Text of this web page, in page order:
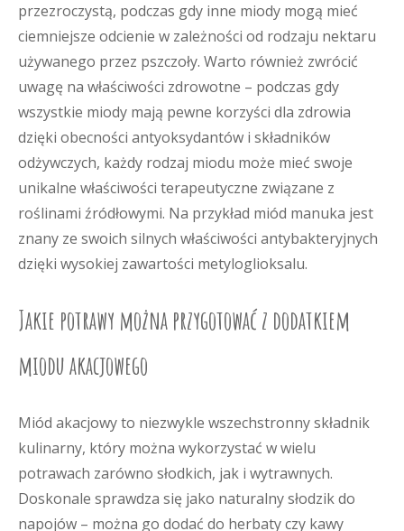
przezroczystą, podczas gdy inne miody mogą mieć
ciemniejsze odcienie w zależności od rodzaju nektaru
używanego przez pszczoły. Warto również zwrócić
uwagę na właściwości zdrowotne – podczas gdy
wszystkie miody mają pewne korzyści dla zdrowia
dzięki obecności antyoksydantów i składników
odżywczych, każdy rodzaj miodu może mieć swoje
unikalne właściwości terapeutyczne związane z
roślinami źródłowymi. Na przykład miód manuka jest
znany ze swoich silnych właściwości antybakteryjnych
dzięki wysokiej zawartości metyloglioksalu.
Jakie potrawy można przygotować z dodatkiem
miodu akacjowego
Miód akacjowy to niezwykle wszechstronny składnik
kulinarny, który można wykorzystać w wielu
potrawach zarówno słodkich, jak i wytrawnych.
Doskonale sprawdza się jako naturalny słodzik do
napojów – można go dodać do herbaty czy kawy